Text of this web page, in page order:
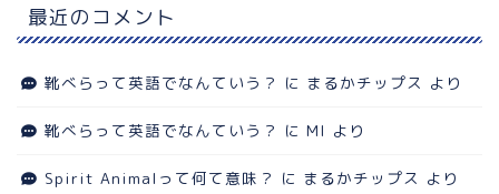
最近のコメント
靴べらって英語でなんていう？ に まるかチップス より
靴べらって英語でなんていう？ に MI より
Spirit Animalって何て意味？ に まるかチップス より